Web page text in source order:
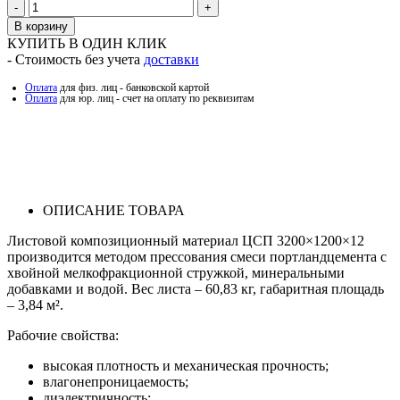
Количество
В корзину
КУПИТЬ В ОДИН КЛИК
- Стоимость без учета доставки
Оплата для физ. лиц - банковской картой
Оплата для юр. лиц - счет на оплату по реквизитам
ОПИСАНИЕ ТОВАРА
Листовой композиционный материал ЦСП 3200×1200×12
производится методом прессования смеси портландцемента с
хвойной мелкофракционной стружкой, минеральными
добавками и водой. Вес листа – 60,83 кг, габаритная площадь
– 3,84 м².
Рабочие свойства:
высокая плотность и механическая прочность;
влагонепроницаемость;